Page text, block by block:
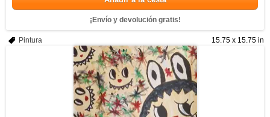
¡Envío y devolución gratis!
15.75 x 15.75 in
Pintura